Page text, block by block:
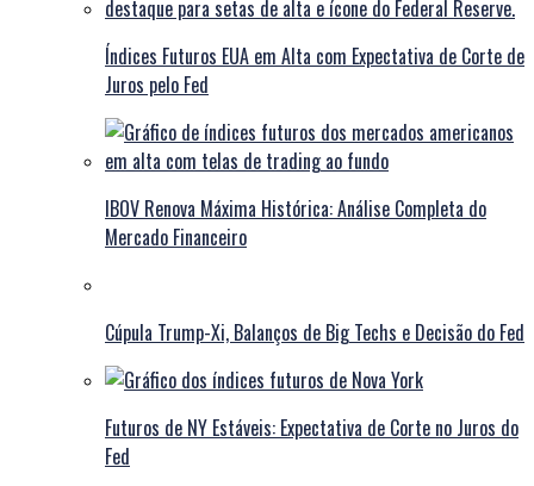
Índices Futuros EUA em Alta com Expectativa de Corte de
Juros pelo Fed
IBOV Renova Máxima Histórica: Análise Completa do
Mercado Financeiro
Cúpula Trump-Xi, Balanços de Big Techs e Decisão do Fed
Futuros de NY Estáveis: Expectativa de Corte no Juros do
Fed